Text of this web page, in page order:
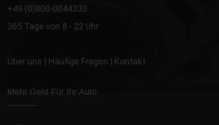
+49 (0)800-0044333
365 Tage von 8 - 22 Uhr
Über uns | Häufige Fragen | Kontakt
Mehr Geld Für Ihr Auto